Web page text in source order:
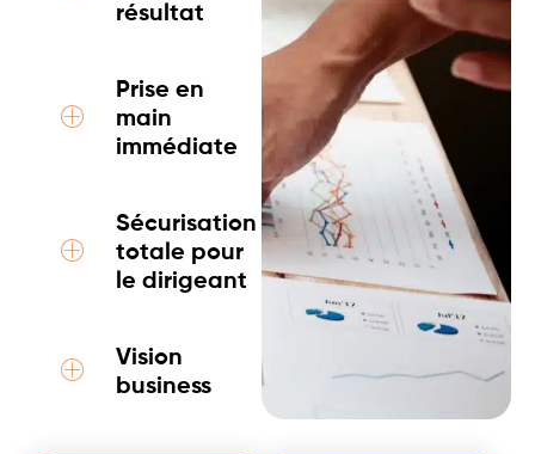
résultat
Prise en
main
immédiate
Sécurisation
totale pour
le dirigeant
Vision
business